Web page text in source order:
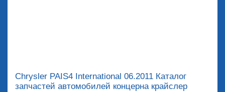
Chrysler PAIS4 International 06.2011 Каталог
запчастей автомобилей концерна крайслер